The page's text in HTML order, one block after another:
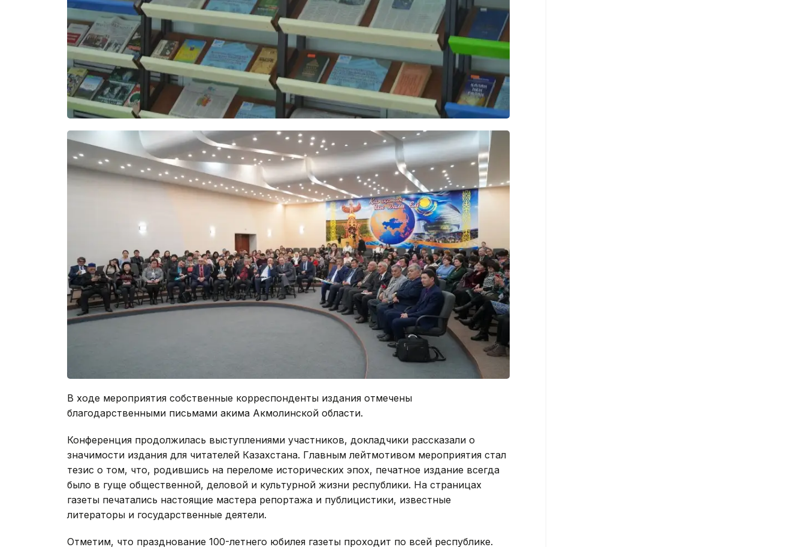
В ходе мероприятия собственные корреспонденты издания отмечены
благодарственными письмами акима Акмолинской области.
Конференция продолжилась выступлениями участников, докладчики рассказали о
значимости издания для читателей Казахстана. Главным лейтмотивом мероприятия стал
тезис о том, что, родившись на переломе исторических эпох, печатное издание всегда
было в гуще общественной, деловой и культурной жизни республики. На страницах
газеты печатались настоящие мастера репортажа и публицистики, известные
литераторы и государственные деятели.
Отметим, что празднование 100-летнего юбилея газеты проходит по всей республике.